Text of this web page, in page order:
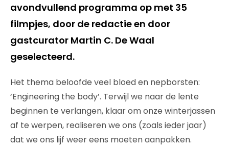
avondvullend programma op met 35
filmpjes, door de redactie en door
gastcurator Martin C. De Waal
geselecteerd.
Het thema beloofde veel bloed en nepborsten:
‘Engineering the body’. Terwijl we naar de lente
beginnen te verlangen, klaar om onze winterjassen
af te werpen, realiseren we ons (zoals ieder jaar)
dat we ons lijf weer eens moeten aanpakken.